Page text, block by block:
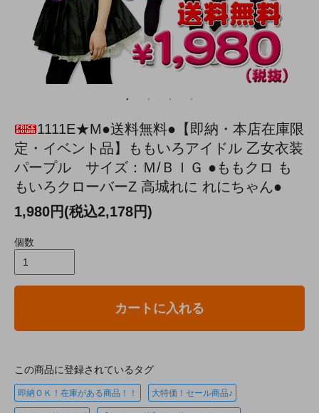
1111E★M●送料無料●【即納・本店在庫限
定・イベント品】ももいろアイドル 乙女衣装
パープル サイズ：Ｍ/ＢＩＧ ●ももクロ も
もいろクローバーZ 高城れに れにちゃん●
1,980円(税込2,178円)
個数
カートに入れる
この商品に登録されているタグ
即納ＯＫ！在庫がある商品！！ 大特価！セール商品♪